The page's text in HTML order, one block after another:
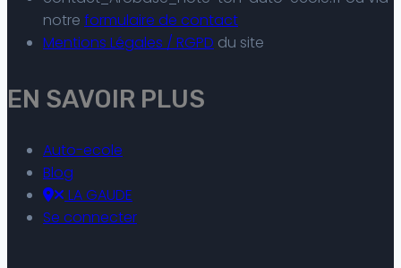
notre formulaire de contact
Mentions Légales / RGPD du site
EN SAVOIR PLUS
Auto-ecole
Blog
LA GAUDE
Se connecter